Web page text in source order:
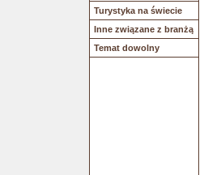
Turystyka na świecie
Inne związane z branżą
Temat dowolny